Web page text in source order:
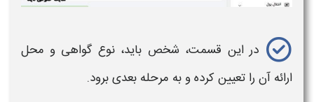
در این قسمت، شخص باید، نوع گواهی و محل
ارائه آن را تعیین کرده و به مرحله بعدی برود.